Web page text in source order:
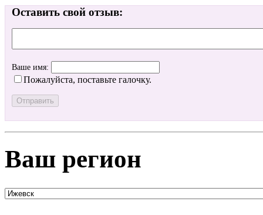
Оставить свой отзыв:
Ваше имя:
Пожалуйста, поставьте галочку.
Ваш регион